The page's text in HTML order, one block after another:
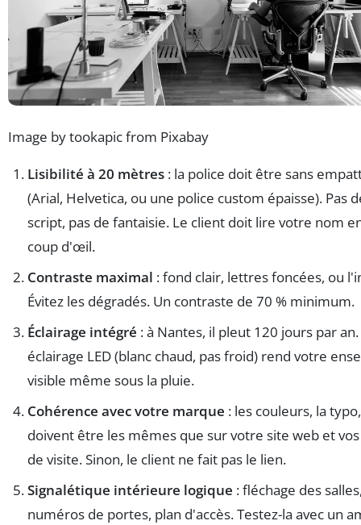
Image by tookapic from Pixabay
Lisibilité à 20 mètres : la police doit être sans
(Arial, Helvetica, ou une police custom épaisse). Pas
script, pas de fantaisie. Le client doit lire votre nom
coup d'œil.
Contraste maximal : fond clair, lettres foncées, ou
Évitez les dégradés. Un contraste de 70 % minimum.
Éclairage intégré : à Nantes, il pleut 120 jours par
éclairage LED (blanc chaud, pas froid) rend votre
visible même sous la pluie.
Cohérence avec votre marque : les couleurs, la
doivent être les mêmes que sur votre site web et
de visite. Sinon, le client ne fait pas le lien.
Signalétique intérieure logique : fléchage des
numéros de portes, plan d'accès. Testez-la avec un